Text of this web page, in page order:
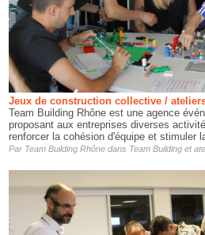
Jeux de construction collective /
Team Building Rhône est une agence
proposant aux entreprises diverses
renforcer la cohésion d'équipe et stimuler
Par Team Building Rhônedans Team Building et